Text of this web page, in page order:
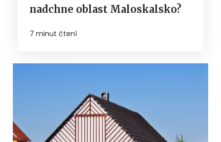
nadchne oblast Maloskalsko?
7 minut čtení